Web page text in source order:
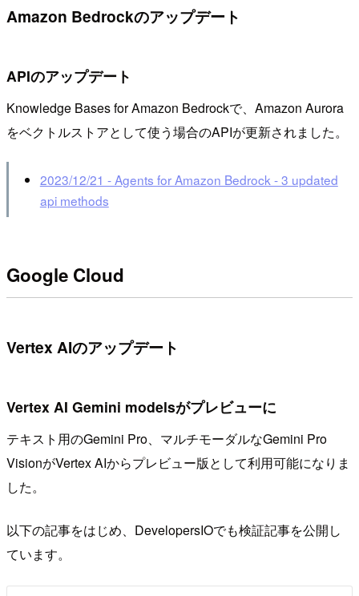
Amazon Bedrockのアップデート
APIのアップデート
Knowledge Bases for Amazon Bedrockで、Amazon Aurora
をベクトルストアとして使う場合のAPIが更新されました。
2023/12/21 - Agents for Amazon Bedrock - 3 updated
api methods
Google Cloud
Vertex AIのアップデート
Vertex AI Gemini modelsがプレビューに
テキスト用のGemini Pro、マルチモーダルなGemini Pro
VisionがVertex AIからプレビュー版として利用可能になりま
した。
以下の記事をはじめ、DevelopersIOでも検証記事を公開し
ています。